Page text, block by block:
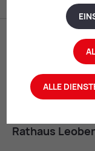
Rathaus
ALLE